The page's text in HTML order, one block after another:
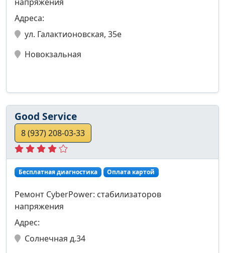
Адреса:
ул. Галактионовская, 35е
Новокзальная
Good Service
8 (937) 208-03-33
Бесплатная диагностика Оплата картой
Ремонт CyberPower: стабилизаторов
напряжения
Адрес:
Солнечная д.34